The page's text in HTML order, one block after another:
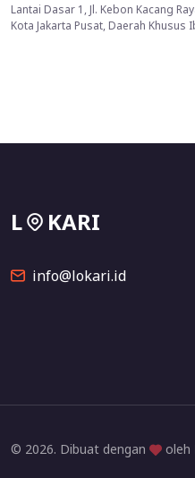
Lantai Dasar 1, Jl. Kebon Kacang
Kota Jakarta Pusat, Daerah Khusus
L KARI
info@lokari.id
© 2026. Dibuat dengan oleh